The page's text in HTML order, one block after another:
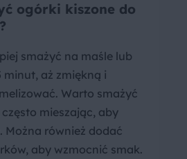
ogórki kiszone do
smażyć na maśle lub
minut, aż zmiękną i
Warto smażyć
mieszając, aby
Można również dodać
aby wzmocnić smak.